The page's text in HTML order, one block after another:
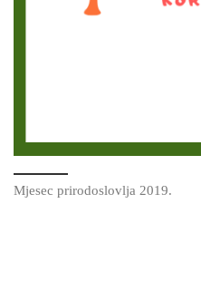
Mjesec prirodoslovlja 2019.